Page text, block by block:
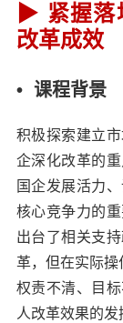
▶ 紧握
改革成效
• 课程背景
积极探索建立
企深化改革的
国企发展活力
核心竞争力的
出台了相关支
革，但在实际操
权责不清、目
人改革效果的发